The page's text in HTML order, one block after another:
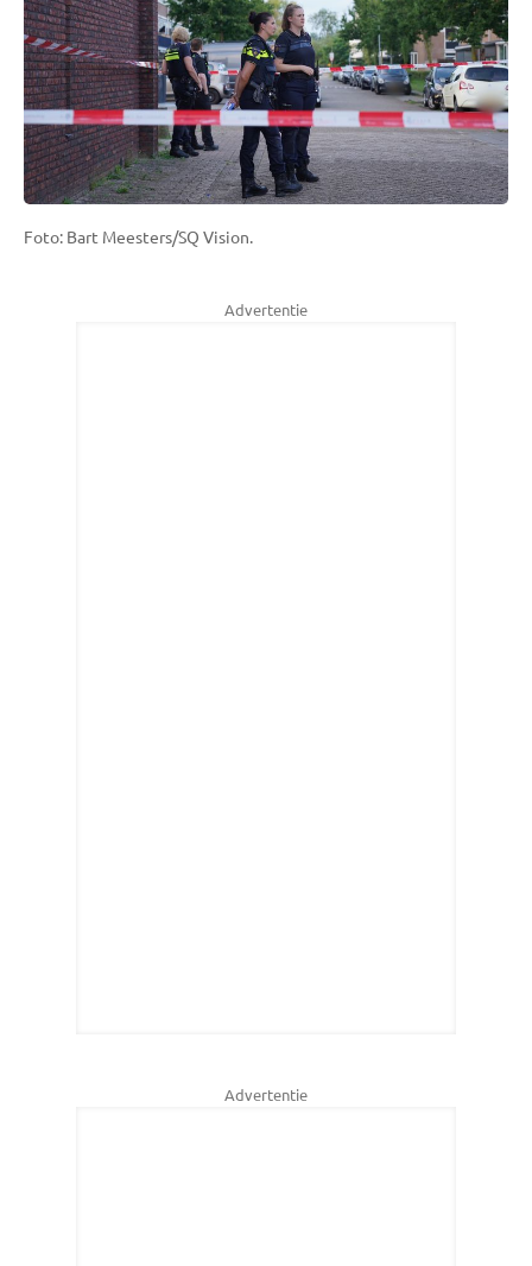
Foto: Bart Meesters/SQ Vision.
Advertentie
Advertentie